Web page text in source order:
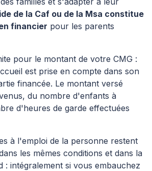
de la Caf ou de la Msa constitue
financier pour les parents
pour le montant de votre CMG :
est prise en compte dans son
financée. Le montant versé
du nombre d'enfants à
d'heures de garde effectuées
à l'emploi de la personne restent
les mêmes conditions et dans la
: intégralement si vous embauchez